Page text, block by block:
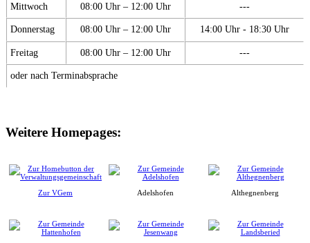
Mittwoch 08:00 Uhr – 12:00 Uhr ---
Donnerstag 08:00 Uhr – 12:00 Uhr 14:00 Uhr - 18:30 Uhr
Freitag 08:00 Uhr – 12:00 Uhr ---
oder nach Terminabsprache
Weitere Homepages:
Zur VGem Adelshofen Althegnenberg